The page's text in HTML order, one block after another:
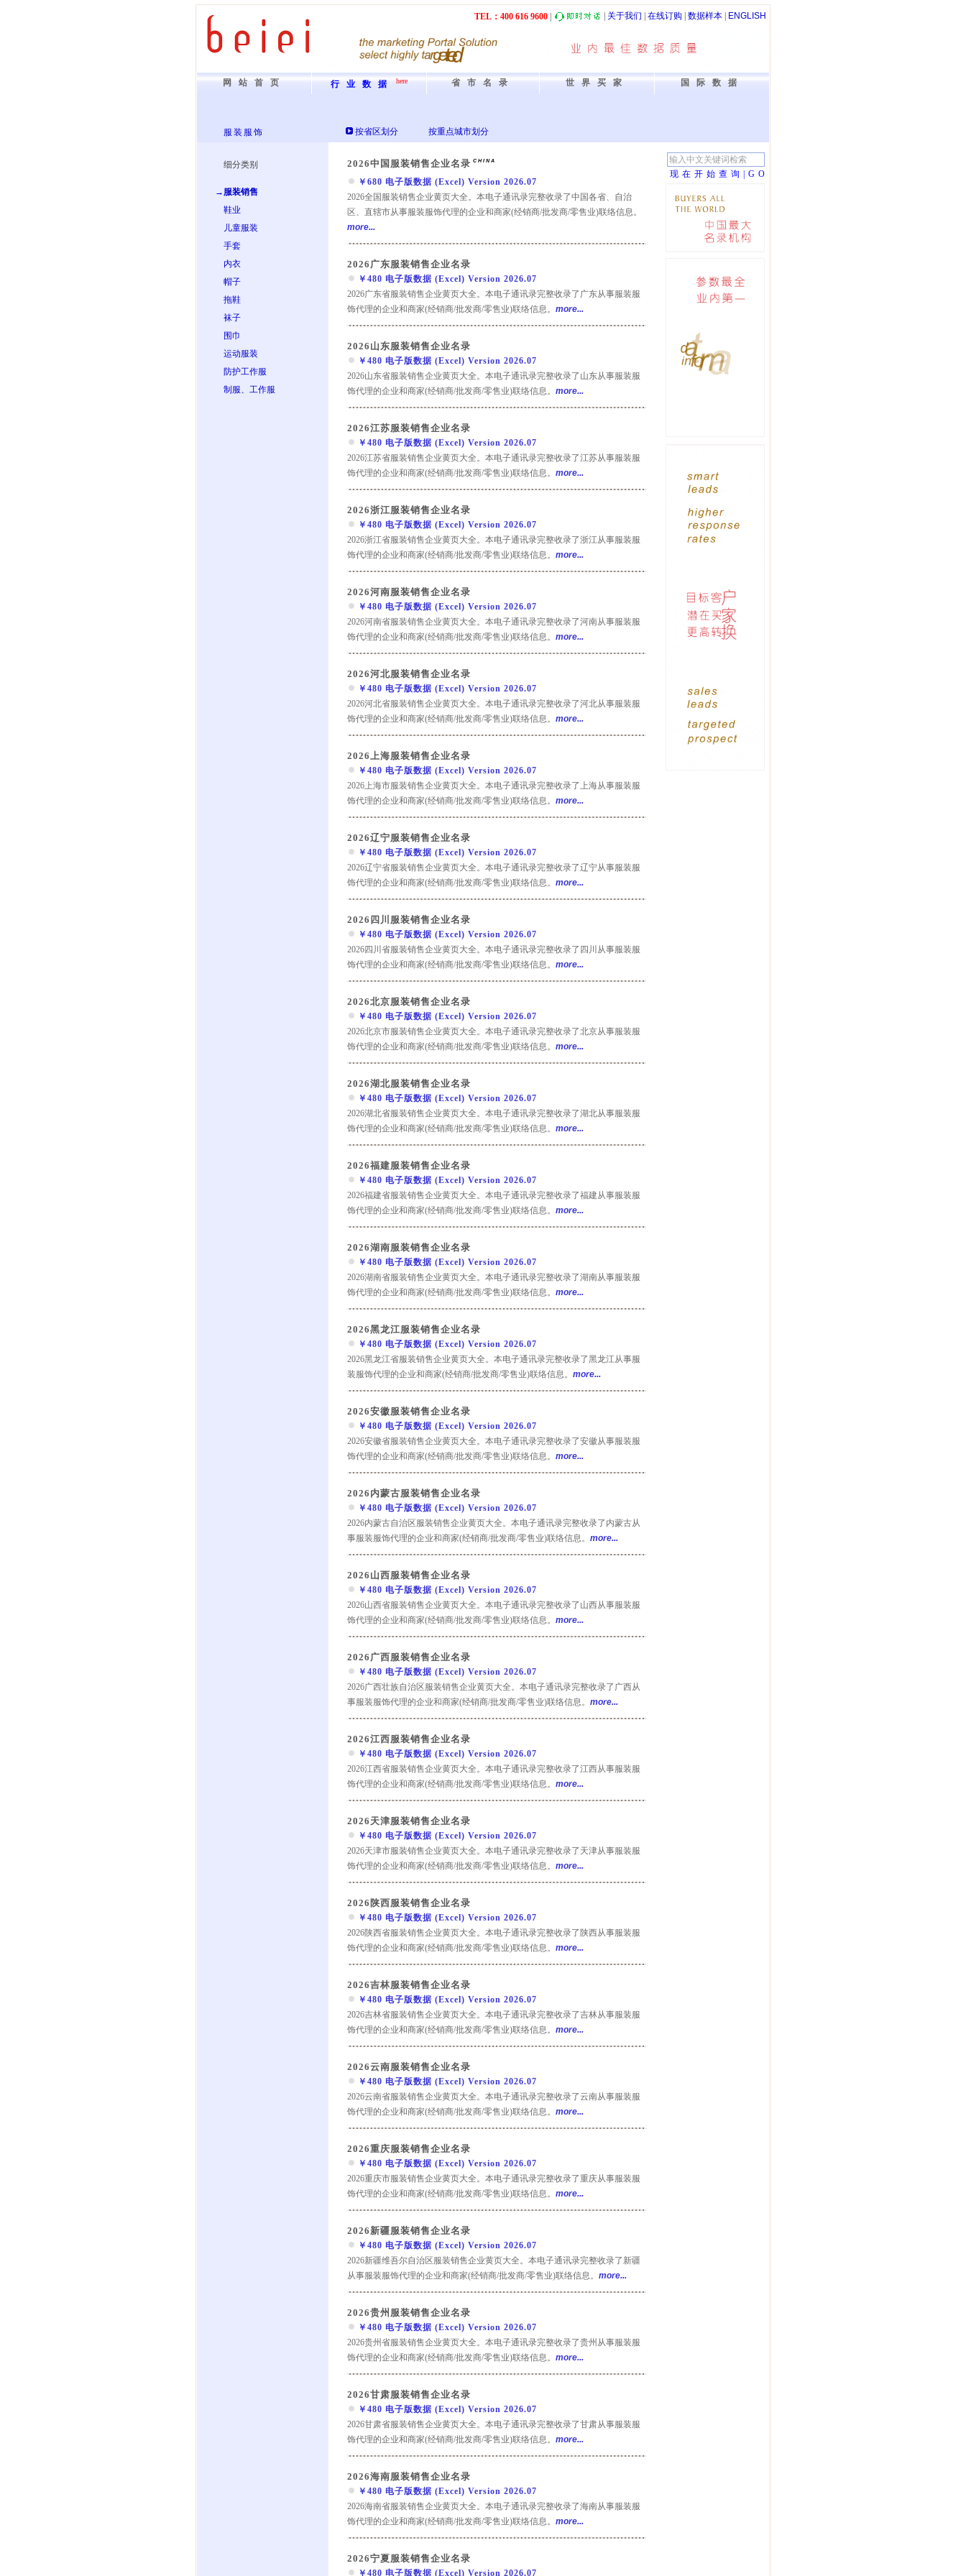
关于我们 在线订购 数据样本 ENGLISH
TEL：400 616 9600
网站首页 行业数据 here 省市名录 世界买家 国际数据
服装服饰 按省区划分 按重点城市划分
细分类别
→服装销售
鞋业
儿童服装
手套
内衣
帽子
拖鞋
袜子
围巾
运动服装
防护工作服
制服、工作服
2026中国服装销售企业名录 CHINA
￥680 电子版数据 (Excel) Version 2026.07
2026全国服装销售企业黄页大全。本电子通讯录完整收录了中国各省、自治
区、直辖市从事服装服饰代理的企业和商家(经销商/批发商/零售业)联络信息。
more...
2026广东服装销售企业名录
￥480 电子版数据 (Excel) Version 2026.07
2026广东省服装销售企业黄页大全。本电子通讯录完整收录了广东从事服装服
饰代理的企业和商家(经销商/批发商/零售业)联络信息。 more...
2026山东服装销售企业名录
￥480 电子版数据 (Excel) Version 2026.07
2026山东省服装销售企业黄页大全。本电子通讯录完整收录了山东从事服装服
饰代理的企业和商家(经销商/批发商/零售业)联络信息。 more...
2026江苏服装销售企业名录
￥480 电子版数据 (Excel) Version 2026.07
2026江苏省服装销售企业黄页大全。本电子通讯录完整收录了江苏从事服装服
饰代理的企业和商家(经销商/批发商/零售业)联络信息。 more...
2026浙江服装销售企业名录
￥480 电子版数据 (Excel) Version 2026.07
2026浙江省服装销售企业黄页大全。本电子通讯录完整收录了浙江从事服装服
饰代理的企业和商家(经销商/批发商/零售业)联络信息。 more...
2026河南服装销售企业名录
￥480 电子版数据 (Excel) Version 2026.07
2026河南省服装销售企业黄页大全。本电子通讯录完整收录了河南从事服装服
饰代理的企业和商家(经销商/批发商/零售业)联络信息。 more...
2026河北服装销售企业名录
￥480 电子版数据 (Excel) Version 2026.07
2026河北省服装销售企业黄页大全。本电子通讯录完整收录了河北从事服装服
饰代理的企业和商家(经销商/批发商/零售业)联络信息。 more...
2026上海服装销售企业名录
￥480 电子版数据 (Excel) Version 2026.07
2026上海市服装销售企业黄页大全。本电子通讯录完整收录了上海从事服装服
饰代理的企业和商家(经销商/批发商/零售业)联络信息。 more...
2026辽宁服装销售企业名录
￥480 电子版数据 (Excel) Version 2026.07
2026辽宁省服装销售企业黄页大全。本电子通讯录完整收录了辽宁从事服装服
饰代理的企业和商家(经销商/批发商/零售业)联络信息。 more...
2026四川服装销售企业名录
￥480 电子版数据 (Excel) Version 2026.07
2026四川省服装销售企业黄页大全。本电子通讯录完整收录了四川从事服装服
饰代理的企业和商家(经销商/批发商/零售业)联络信息。 more...
2026北京服装销售企业名录
￥480 电子版数据 (Excel) Version 2026.07
2026北京市服装销售企业黄页大全。本电子通讯录完整收录了北京从事服装服
饰代理的企业和商家(经销商/批发商/零售业)联络信息。 more...
2026湖北服装销售企业名录
￥480 电子版数据 (Excel) Version 2026.07
2026湖北省服装销售企业黄页大全。本电子通讯录完整收录了湖北从事服装服
饰代理的企业和商家(经销商/批发商/零售业)联络信息。 more...
2026福建服装销售企业名录
￥480 电子版数据 (Excel) Version 2026.07
2026福建省服装销售企业黄页大全。本电子通讯录完整收录了福建从事服装服
饰代理的企业和商家(经销商/批发商/零售业)联络信息。 more...
2026湖南服装销售企业名录
￥480 电子版数据 (Excel) Version 2026.07
2026湖南省服装销售企业黄页大全。本电子通讯录完整收录了湖南从事服装服
饰代理的企业和商家(经销商/批发商/零售业)联络信息。 more...
2026黑龙江服装销售企业名录
￥480 电子版数据 (Excel) Version 2026.07
2026黑龙江省服装销售企业黄页大全。本电子通讯录完整收录了黑龙江从事服
装服饰代理的企业和商家(经销商/批发商/零售业)联络信息。 more...
2026安徽服装销售企业名录
￥480 电子版数据 (Excel) Version 2026.07
2026安徽省服装销售企业黄页大全。本电子通讯录完整收录了安徽从事服装服
饰代理的企业和商家(经销商/批发商/零售业)联络信息。 more...
2026内蒙古服装销售企业名录
￥480 电子版数据 (Excel) Version 2026.07
2026内蒙古自治区服装销售企业黄页大全。本电子通讯录完整收录了内蒙古从
事服装服饰代理的企业和商家(经销商/批发商/零售业)联络信息。 more...
2026山西服装销售企业名录
￥480 电子版数据 (Excel) Version 2026.07
2026山西省服装销售企业黄页大全。本电子通讯录完整收录了山西从事服装服
饰代理的企业和商家(经销商/批发商/零售业)联络信息。 more...
2026广西服装销售企业名录
￥480 电子版数据 (Excel) Version 2026.07
2026广西壮族自治区服装销售企业黄页大全。本电子通讯录完整收录了广西从
事服装服饰代理的企业和商家(经销商/批发商/零售业)联络信息。 more...
2026江西服装销售企业名录
￥480 电子版数据 (Excel) Version 2026.07
2026江西省服装销售企业黄页大全。本电子通讯录完整收录了江西从事服装服
饰代理的企业和商家(经销商/批发商/零售业)联络信息。 more...
2026天津服装销售企业名录
￥480 电子版数据 (Excel) Version 2026.07
2026天津市服装销售企业黄页大全。本电子通讯录完整收录了天津从事服装服
饰代理的企业和商家(经销商/批发商/零售业)联络信息。 more...
2026陕西服装销售企业名录
￥480 电子版数据 (Excel) Version 2026.07
2026陕西省服装销售企业黄页大全。本电子通讯录完整收录了陕西从事服装服
饰代理的企业和商家(经销商/批发商/零售业)联络信息。 more...
2026吉林服装销售企业名录
￥480 电子版数据 (Excel) Version 2026.07
2026吉林省服装销售企业黄页大全。本电子通讯录完整收录了吉林从事服装服
饰代理的企业和商家(经销商/批发商/零售业)联络信息。 more...
2026云南服装销售企业名录
￥480 电子版数据 (Excel) Version 2026.07
2026云南省服装销售企业黄页大全。本电子通讯录完整收录了云南从事服装服
饰代理的企业和商家(经销商/批发商/零售业)联络信息。 more...
2026重庆服装销售企业名录
￥480 电子版数据 (Excel) Version 2026.07
2026重庆市服装销售企业黄页大全。本电子通讯录完整收录了重庆从事服装服
饰代理的企业和商家(经销商/批发商/零售业)联络信息。 more...
2026新疆服装销售企业名录
￥480 电子版数据 (Excel) Version 2026.07
2026新疆维吾尔自治区服装销售企业黄页大全。本电子通讯录完整收录了新疆
从事服装服饰代理的企业和商家(经销商/批发商/零售业)联络信息。 more...
2026贵州服装销售企业名录
￥480 电子版数据 (Excel) Version 2026.07
2026贵州省服装销售企业黄页大全。本电子通讯录完整收录了贵州从事服装服
饰代理的企业和商家(经销商/批发商/零售业)联络信息。 more...
2026甘肃服装销售企业名录
￥480 电子版数据 (Excel) Version 2026.07
2026甘肃省服装销售企业黄页大全。本电子通讯录完整收录了甘肃从事服装服
饰代理的企业和商家(经销商/批发商/零售业)联络信息。 more...
2026海南服装销售企业名录
￥480 电子版数据 (Excel) Version 2026.07
2026海南省服装销售企业黄页大全。本电子通讯录完整收录了海南从事服装服
饰代理的企业和商家(经销商/批发商/零售业)联络信息。 more...
2026宁夏服装销售企业名录
￥480 电子版数据 (Excel) Version 2026.07
现在开始查询|G O